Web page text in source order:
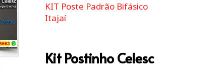
KIT Poste Padrão Bifásico
Itajaí
Kit Postinho Celesc